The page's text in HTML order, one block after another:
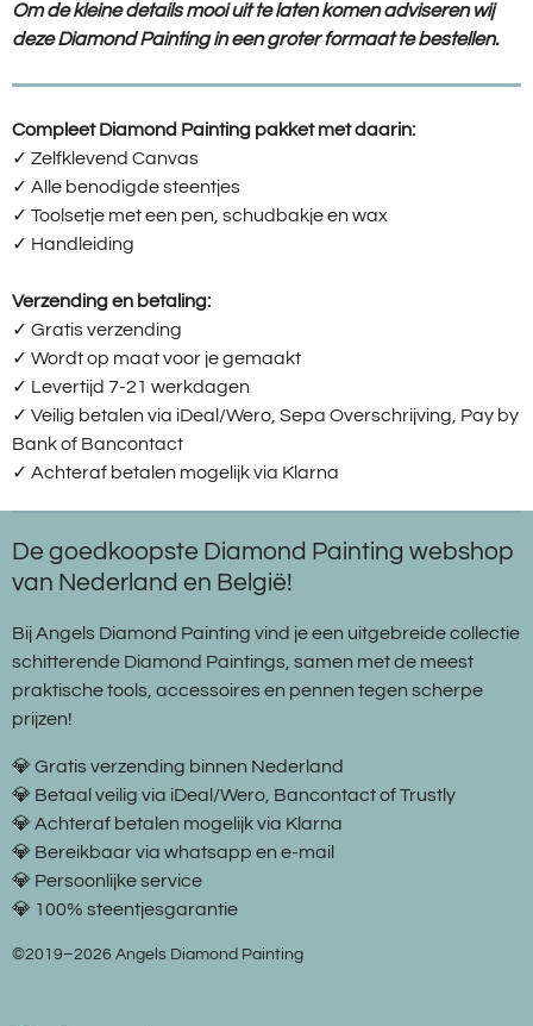
Om de kleine details mooi uit te laten komen adviseren wij
deze Diamond Painting in een groter formaat te bestellen.
Compleet Diamond Painting pakket met daarin:
✓ Zelfklevend Canvas
✓ Alle benodigde steentjes
✓ Toolsetje met een pen, schudbakje en wax
✓ Handleiding
Verzending en betaling:
✓ Gratis verzending
✓ Wordt op maat voor je gemaakt
✓ Levertijd 7-21 werkdagen
✓ Veilig betalen via iDeal/Wero, Sepa Overschrijving, Pay by
Bank of Bancontact
✓ Achteraf betalen mogelijk via Klarna
De goedkoopste Diamond Painting webshop
van Nederland en België!
Bij Angels Diamond Painting vind je een uitgebreide collectie
schitterende Diamond Paintings, samen met de meest
praktische tools, accessoires en pennen tegen scherpe
prijzen!
💎 Gratis verzending binnen Nederland
💎 Betaal veilig via iDeal/Wero, Bancontact of Trustly
💎 Achteraf betalen mogelijk via Klarna
💎 Bereikbaar via whatsapp en e-mail
💎 Persoonlijke service
💎 100% steentjesgarantie
©2019–2026 Angels Diamond Painting